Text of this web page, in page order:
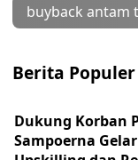
buyback antam
Berita Populer
Dukung Korban
Sampoerna